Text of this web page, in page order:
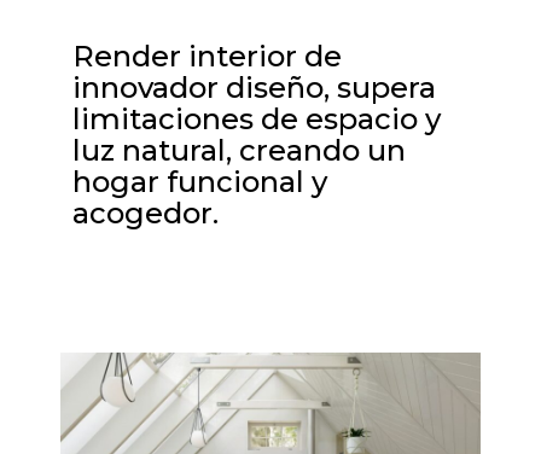
Render interior de
innovador diseño, supera
limitaciones de espacio y
luz natural, creando un
hogar funcional y
acogedor.